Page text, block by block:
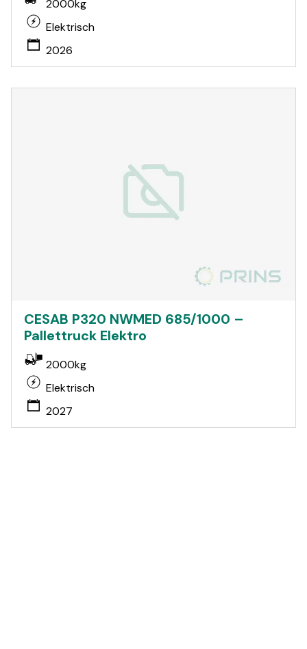
2000kg
Elektrisch
2026
CESAB P320 NWMED 685/1000 –
Pallettruck Elektro
2000kg
Elektrisch
2027